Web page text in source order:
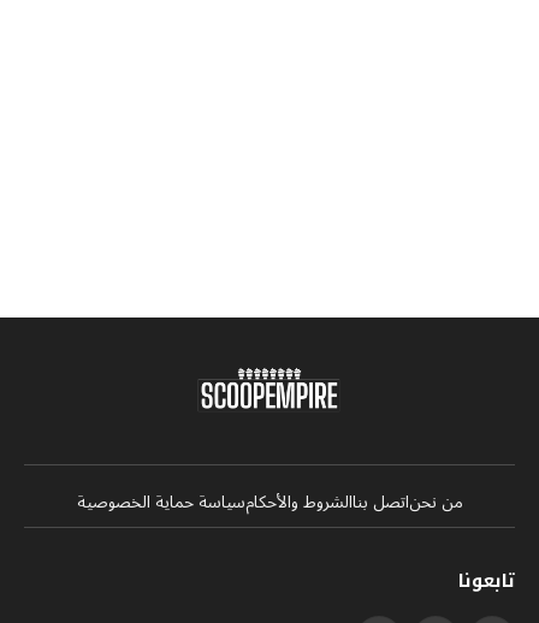
من نحناتصل بناالشروط والأحكامسياسة حماية الخصوصية
تابعونا